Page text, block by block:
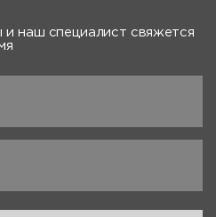
наш специалист свяжется